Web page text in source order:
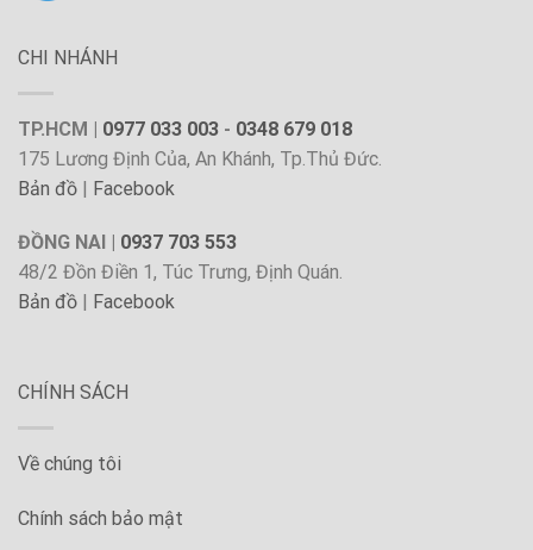
CHI NHÁNH
TP.HCM | 0977 033 003 - 0348 679 018
175 Lương Định Của, An Khánh, Tp.Thủ Đức.
Bản đồ | Facebook
ĐỒNG NAI | 0937 703 553
48/2 Đồn Điền 1, Túc Trưng, Định Quán.
Bản đồ
Facebook
CHÍNH SÁCH
Về chúng tôi
Chính sách bảo mật